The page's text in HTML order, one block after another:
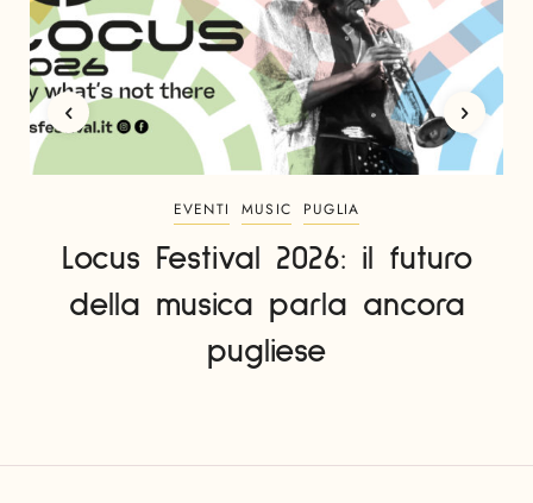
EVENTI MUSIC PUGLIA
Locus Festival 2026: il futuro
della musica parla ancora
pugliese